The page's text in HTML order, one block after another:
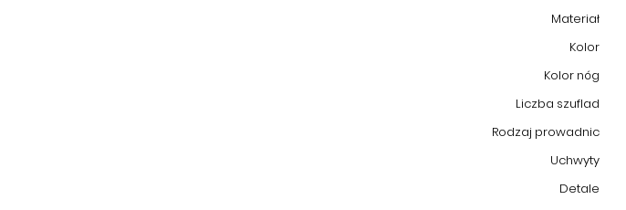
Materiał
Kolor
Kolor nóg
Liczba szuflad
Rodzaj prowadnic
Uchwyty
Detale